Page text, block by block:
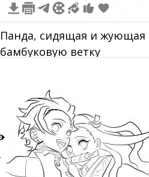
Панда, сидящая и жующая
бамбуковую ветку